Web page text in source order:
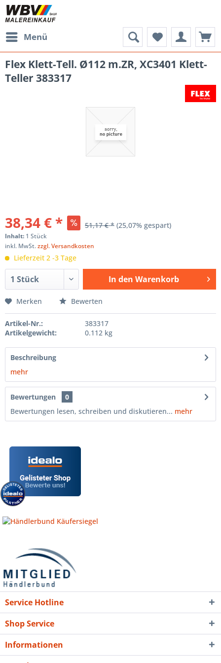
Menü
Flex Klett-Tell. Ø112 m.ZR, XC3401 Klett-
Teller 383317
38,34 € * 51,17 € * (25,07% gespart)
Inhalt: 1 Stück
inkl. MwSt.zzgl. Versandkosten
Lieferzeit 2 -3 Tage
In den Warenkorb
Merken Bewerten
Artikel-Nr.:
383317
Artikelgewicht:
0.112 kg
Beschreibung
mehr
Bewertungen
0
Bewertungen lesen, schreiben und diskutieren... mehr
Service Hotline
Shop Service
Informationen